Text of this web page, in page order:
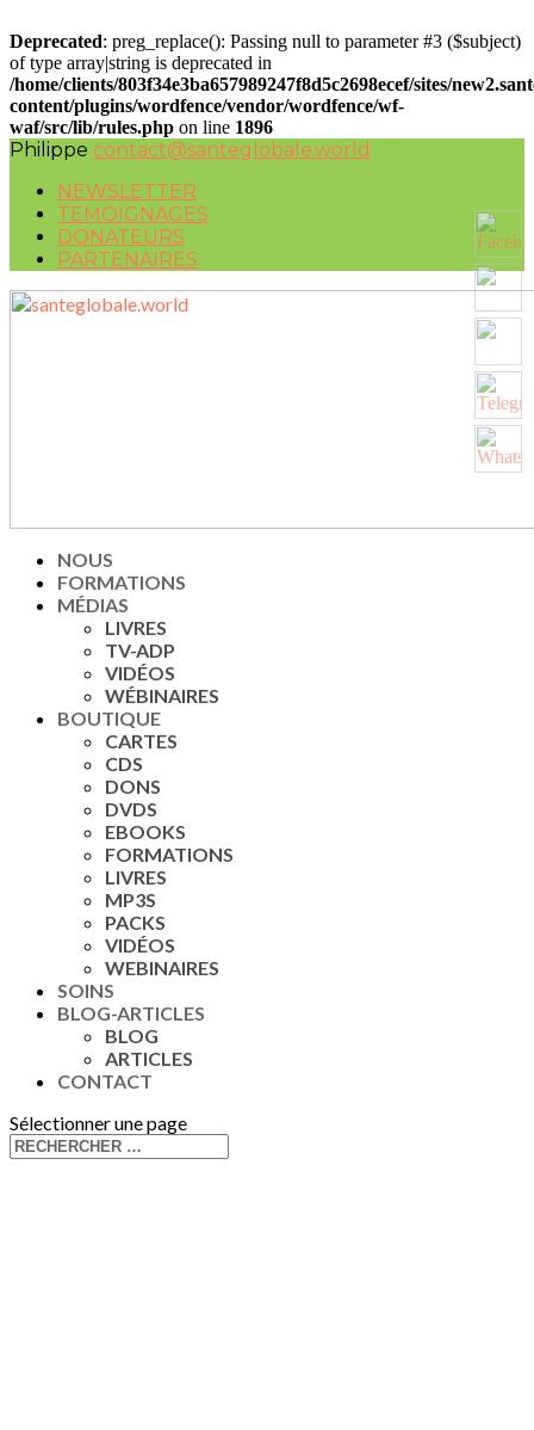
Deprecated: preg_replace(): Passing null to parameter #3 ($subject)
of type array|string is deprecated in
/home/clients/803f34e3ba657989247f8d5c2698ecef/sites/
content/plugins/wordfence/vendor/wordfence/wf-
waf/src/lib/rules.php on line 1896
Philippe contact@santeglobale.world
NEWSLETTER
TEMOIGNAGES
DONATEURS
PARTENAIRES
NOUS
FORMATIONS
MÉDIAS
LIVRES
TV-ADP
VIDÉOS
WÉBINAIRES
BOUTIQUE
CARTES
CDS
DONS
DVDS
EBOOKS
FORMATIONS
LIVRES
MP3S
PACKS
VIDÉOS
WEBINAIRES
SOINS
BLOG-ARTICLES
BLOG
ARTICLES
CONTACT
Sélectionner une page